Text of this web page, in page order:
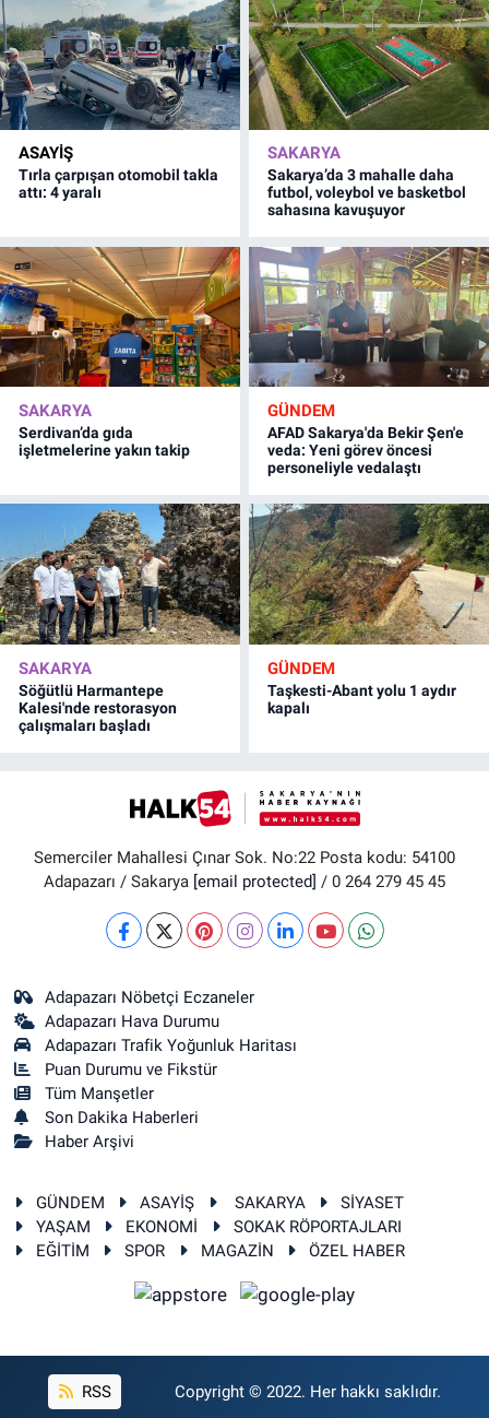
ASAYİŞ
Tırla çarpışan otomobil takla
attı: 4 yaralı
SAKARYA
Sakarya’da 3 mahalle daha
futbol, voleybol ve basketbol
sahasına kavuşuyor
SAKARYA
Serdivan’da gıda
işletmelerine yakın takip
GÜNDEM
AFAD Sakarya'da Bekir Şen'e
veda: Yeni görev öncesi
personeliyle vedalaştı
SAKARYA
Söğütlü Harmantepe
Kalesi'nde restorasyon
çalışmaları başladı
GÜNDEM
Taşkesti-Abant yolu 1 aydır
kapalı
Semerciler Mahallesi Çınar Sok. No:22 Posta kodu: 54100
Adapazarı / Sakarya [email protected] / 0 264 279 45 45
Adapazarı Nöbetçi Eczaneler
Adapazarı Hava Durumu
Adapazarı Trafik Yoğunluk Haritası
Puan Durumu ve Fikstür
Tüm Manşetler
Son Dakika Haberleri
Haber Arşivi
GÜNDEM ASAYİŞ SAKARYA
SİYASET
YAŞAM
EKONOMİ
SOKAK RÖPORTAJLARI
EĞİTİM
SPOR MAGAZİN ÖZEL HABER
RSS Copyright © 2022. Her hakkı saklıdır.